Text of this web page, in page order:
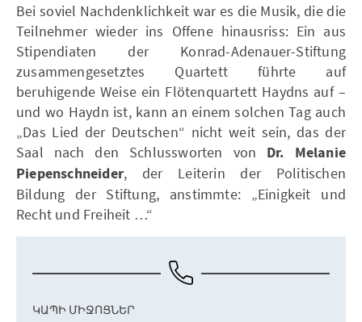
Bei soviel Nachdenklichkeit war es die Musik, die die
Teilnehmer wieder ins Offene hinausriss: Ein aus
Stipendiaten der Konrad-Adenauer-Stiftung
zusammengesetztes Quartett führte auf
beruhigende Weise ein Flötenquartett Haydns auf –
und wo Haydn ist, kann an einem solchen Tag auch
„Das Lied der Deutschen“ nicht weit sein, das der
Saal nach den Schlussworten von Dr. Melanie
Piepenschneider, der Leiterin der Politischen
Bildung der Stiftung, anstimmte: „Einigkeit und
Recht und Freiheit …“
ԿԱՊԻ ՄԻՋՈՑՆԵՐ